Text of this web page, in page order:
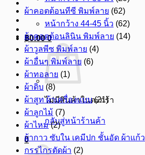
฿0.00 0
ไม่มีสินค้าในตะกร้า
กลับสู่หน้าร้านค้า
0
ผ้าคอตต้อนทีซี พิมพ์ลาย (62)
หน้ากว้าง 44-45 นิ้ว (62)
ผ้าคอตต้อนลินิน พิมพ์ลาย (14)
ผ้าวูลพีซ พิมพ์ลาย (4)
ผ้าอื่นๆ พิมพ์ลาย (6)
ผ้าทอลาย (1)
ผ้าดิบ (8)
ผ้าสูท ผ้าเครื่องแบบ (21)
ผ้าลูกไม้ (7)
ผ้าไหม (2)
ผ้ากาว ซับใน เคมีปก ชั้นอัด ผ้าแก้ว
กรรไกรตัดผ้า (2)